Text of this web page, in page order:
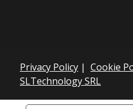
Privacy Policy | Cookie
SLTechnology SRL